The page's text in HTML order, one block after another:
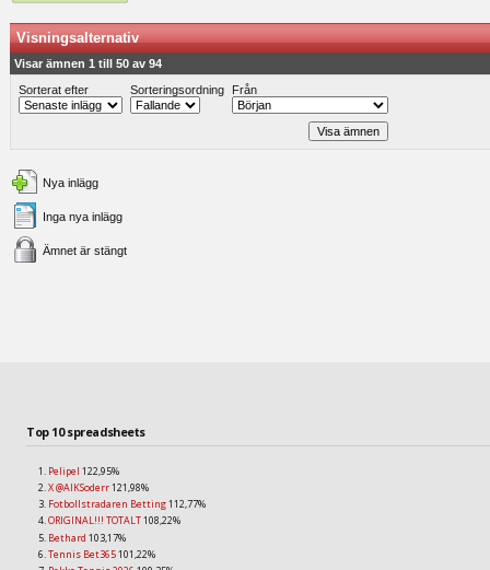
Visningsalternativ
Visar ämnen 1 till 50 av 94
Sorterat efter
Sorteringsordning Från
Nya inlägg
Inga nya inlägg
Ämnet är stängt
Top 10 spreadsheets
Pelipel 122,95%
X @AIKSoderr121,98%
Fotbollstradaren Betting112,77%
ORIGINAL!!! TOTALT108,22%
Bethard 103,17%
Tennis Bet365101,22%